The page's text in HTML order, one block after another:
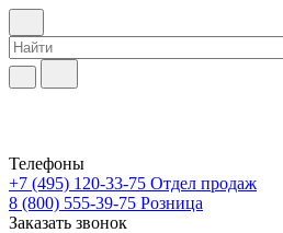
Телефоны
+7 (495) 120-33-75 Отдел продаж
8 (800) 555-39-75 Розница
Заказать звонок